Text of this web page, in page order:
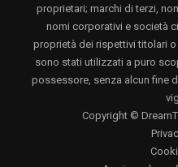
proprietari; marchi di terzi,
nomi corporativi e società
proprietà dei rispettivi titolari
sono stati utilizzati a puro
possessore, senza alcun fine
Copyright ©